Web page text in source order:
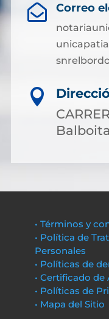
 Correo

Balboita
• Términos y
• Política de
Personales
• Políticas de
• Certificado
• Políticas de
• Mapa del Sitio